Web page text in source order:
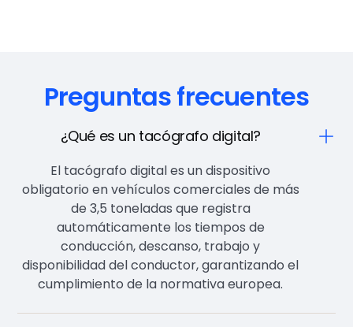
Preguntas frecuentes
¿Qué es un tacógrafo digital?
El tacógrafo digital es un dispositivo
obligatorio en vehículos comerciales de más
de 3,5 toneladas que registra
automáticamente los tiempos de
conducción, descanso, trabajo y
disponibilidad del conductor, garantizando el
cumplimiento de la normativa europea.